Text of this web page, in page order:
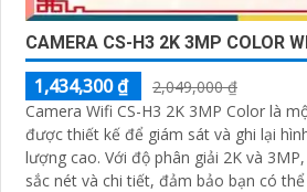
CAMERA CS-H3 2K 3MP COLOR
1,434,300 ₫
2,049,000 ₫
Camera Wifi CS-H3 2K 3MP Color là
được thiết kế để giám sát và ghi lại
lượng cao. Với độ phân giải 2K và 3MP, nó cung cấp hình ảnh
sắc nét và chi tiết, đảm bảo bạn có